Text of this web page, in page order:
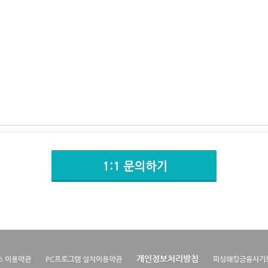
이용약관 PC프로그램 설치이용약관 개인정보처리방침 피싱해킹금융사기